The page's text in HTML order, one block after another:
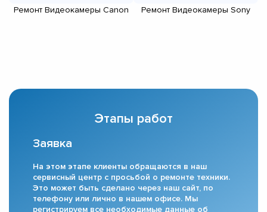
Ремонт Видеокамеры Canon Ремонт Видеокамеры Sony
Этапы работ
Заявка
На этом этапе клиенты обращаются в наш
сервисный центр с просьбой о ремонте техники.
Это может быть сделано через наш сайт, по
телефону или лично в нашем офисе. Мы
регистрируем все необходимые данные об